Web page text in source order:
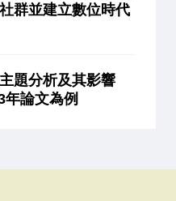
群並建立數位時代
題分析及其影響
年論文為例